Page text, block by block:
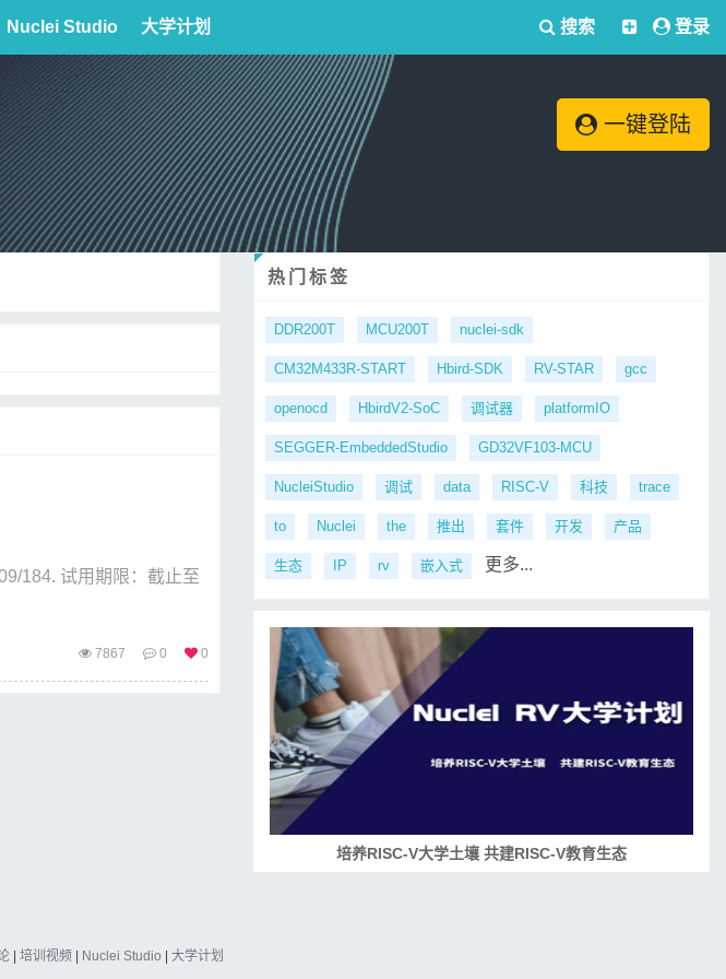
Nuclei Studio 大学计划 搜索 登录
一键登陆
184. 试用期限：截止至
7867 0 0
热门标签
DDR200T MCU200T nuclei-sdk
CM32M433R-START Hbird-SDK RV-STAR gcc
openocd HbirdV2-SoC 调试器 platformIO
SEGGER-EmbeddedStudio GD32VF103-MCU
NucleiStudio 调试 data RISC-V 科技 trace
to Nuclei the 推出 套件 开发 产品
生态 IP rv 嵌入式 更多...
培养RISC-V大学土壤 共建RISC-V教育生态
培训视频 Nuclei Studio 大学计划